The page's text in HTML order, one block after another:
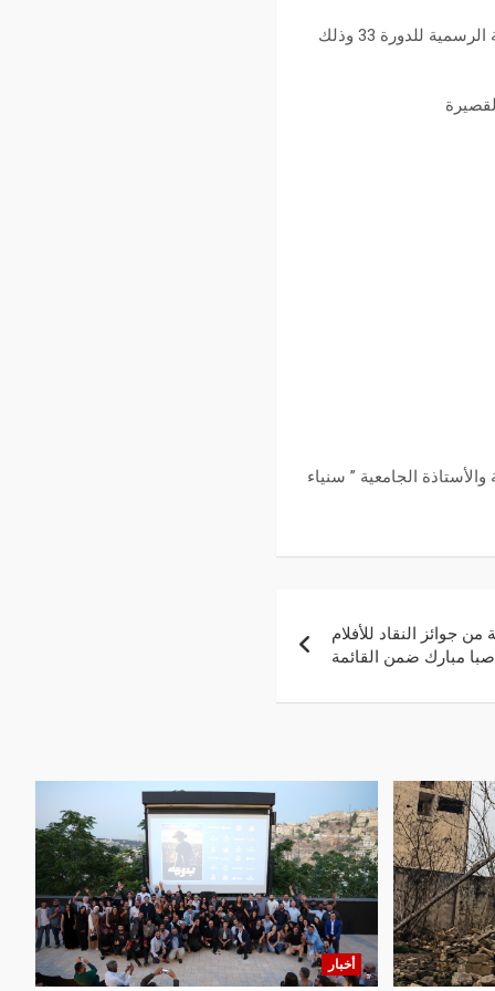
أعلنت الهيئة المديرة لأيّام قرطاج السينمائية عن فتح باب الترشح للمشاركة في مختلف أقسام البرمجة الرسمية للدورة 33 وذلك
إلى 5 نوفمبر 2022 تحت إدارة المخرجة والأستاذة الجامعية ” سنياء
جوائز النقاد للأفلام
مبارك ضمن القائمة
أخبار